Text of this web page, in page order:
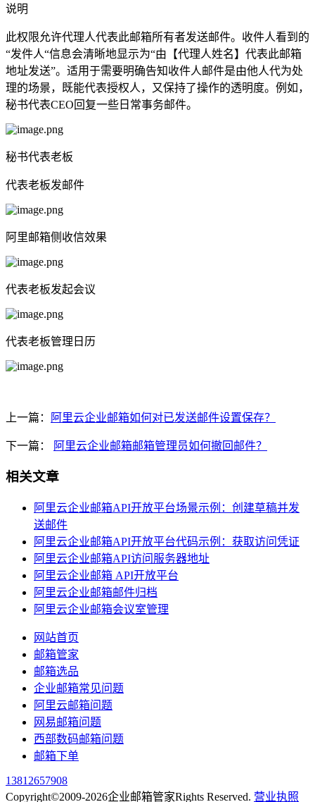
说明
此权限允许代理人代表此邮箱所有者发送邮件。收件人看到的
“发件人“信息会清晰地显示为“由【代理人姓名】代表此邮箱
地址发送”。适用于需要明确告知收件人邮件是由他人代为处
理的场景，既能代表授权人，又保持了操作的透明度。例如，
秘书代表CEO回复一些日常事务邮件。
秘书代表老板
代表老板发邮件
阿里邮箱侧收信效果
代表老板发起会议
代表老板管理日历
上一篇： 阿里云企业邮箱如何对已发送邮件设置保存？
下一篇： 阿里云企业邮箱邮箱管理员如何撤回邮件？
相关文章
阿里云企业邮箱API开放平台场景示例：创建草稿并发
送邮件
阿里云企业邮箱API开放平台代码示例：获取访问凭证
阿里云企业邮箱API访问服务器地址
阿里云企业邮箱 API开放平台
阿里云企业邮箱邮件归档
阿里云企业邮箱会议室管理
网站首页
邮箱管家
邮箱选品
企业邮箱常见问题
阿里云邮箱问题
网易邮箱问题
西部数码邮箱问题
邮箱下单
13812657908
Copyright©2009-2026企业邮箱管家Rights Reserved. 营业执照